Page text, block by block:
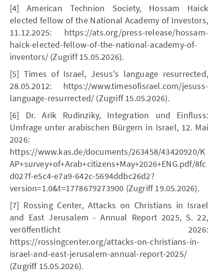
[4] American Technion Society, Hossam Haick
elected fellow of the National Academy of Investors,
11.12.2025: https://ats.org/press-release/hossam-
haick-elected-fellow-of-the-national-academy-of-
inventors/ (Zugriff 15.05.2026).
[5] Times of Israel, Jesus's language resurrected,
28.05.2012: https://www.timesofisrael.com/jesuss-
language-resurrected/ (Zugriff 15.05.2026).
[6] Dr. Arik Rudinziky, Integration und Einfluss:
Umfrage unter arabischen Bürgern in Israel, 12. Mai
2026:
https://www.kas.de/documents/263458/43420920/K
AP+survey+of+Arab+citizens+May+2026+ENG.pdf/8fc
d027f-e5c4-e7a9-642c-5694ddbc26d2?
version=1.0&t=1778679273900 (Zugriff 19.05.2026).
[7] Rossing Center, Attacks on Christians in Israel
and East Jerusalem - Annual Report 2025, S. 22,
veröffentlicht 2026:
https://rossingcenter.org/attacks-on-christians-in-
israel-and-east-jerusalem-annual-report-2025/
(Zugriff 15.05.2026).